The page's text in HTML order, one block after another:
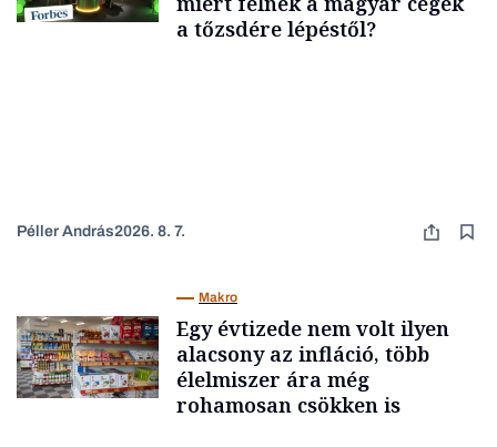
a tőzsdére lépéstől?
Péller András2026. 8. 7.
Makro
Egy évtizede nem volt ilyen
alacsony az infláció, több
élelmiszer ára még
rohamosan csökken is